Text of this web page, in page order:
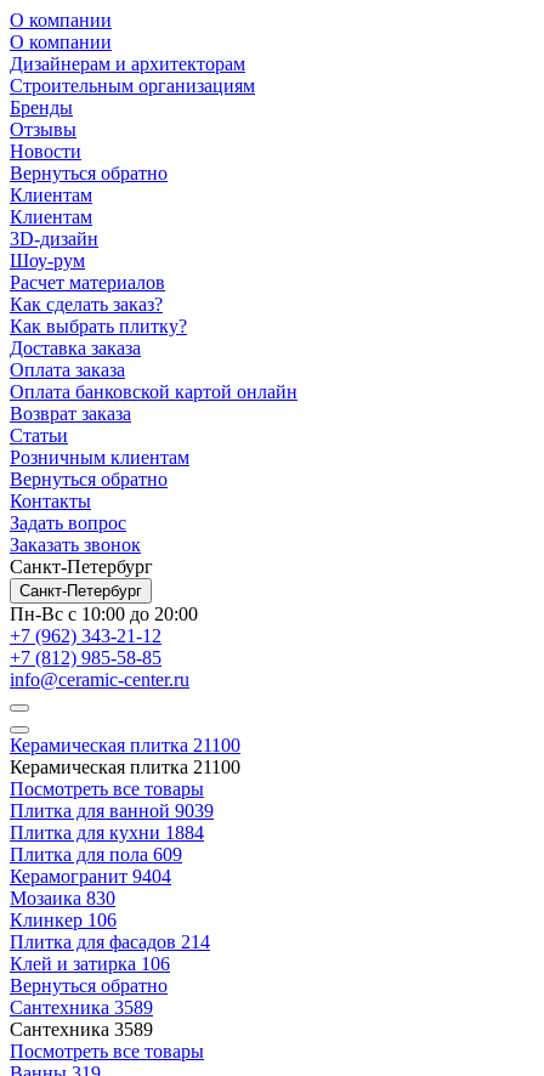
О компании
О компании
Дизайнерам и архитекторам
Строительным организациям
Бренды
Отзывы
Новости
Вернуться обратно
Клиентам
Клиентам
3D-дизайн
Шоу-рум
Расчет материалов
Как сделать заказ?
Как выбрать плитку?
Доставка заказа
Оплата заказа
Оплата банковской картой онлайн
Возврат заказа
Статьи
Розничным клиентам
Вернуться обратно
Контакты
Задать вопрос
Заказать звонок
Санкт-Петербург
Санкт-Петербург
Пн-Вс с 10:00 до 20:00
+7 (962) 343-21-12
+7 (812) 985-58-85
info@ceramic-center.ru
Керамическая плитка 21100
Керамическая плитка 21100
Посмотреть все товары
Плитка для ванной 9039
Плитка для кухни 1884
Плитка для пола 609
Керамогранит 9404
Мозаика 830
Клинкер 106
Плитка для фасадов 214
Клей и затирка 106
Вернуться обратно
Сантехника 3589
Сантехника 3589
Посмотреть все товары